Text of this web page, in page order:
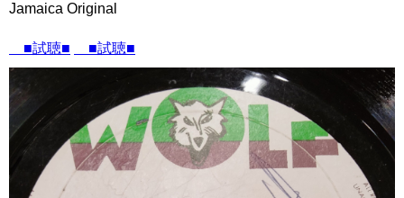
Jamaica Original
■試聴■ ■試聴■